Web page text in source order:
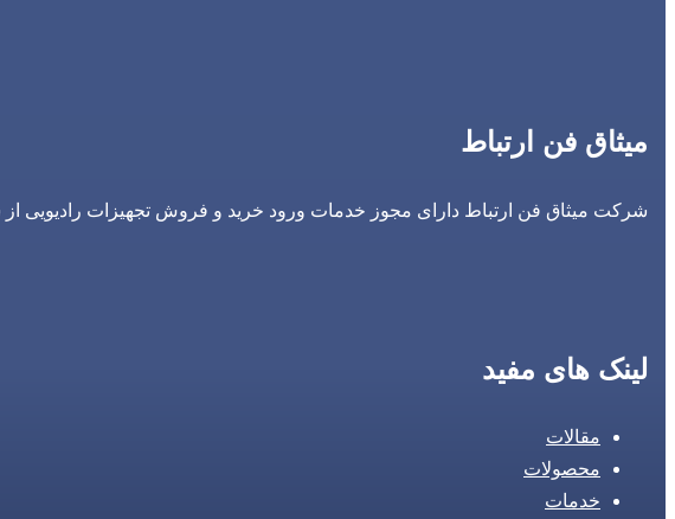
میثاق فن ارتباط
شرکت میثاق فن ارتباط دارای مجوز خدمات ورود خرید و فروش تجهیزات رادیویی از
لینک های مفید
مقالات
محصولات
خدمات